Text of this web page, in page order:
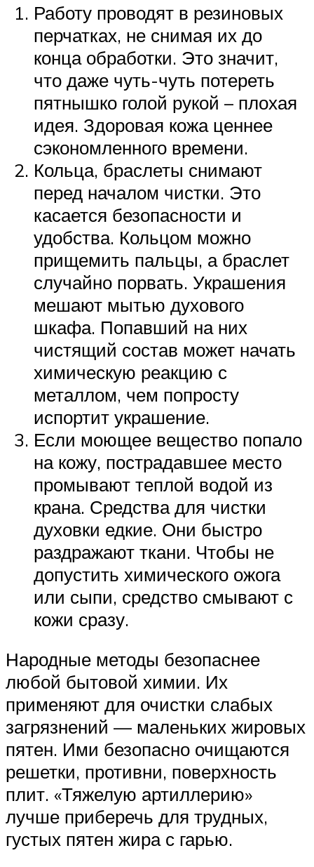
Работу проводят в резиновых
перчатках, не снимая их до
конца обработки. Это значит,
что даже чуть-чуть потереть
пятнышко голой рукой – плохая
идея. Здоровая кожа ценнее
сэкономленного времени.
Кольца, браслеты снимают
перед началом чистки. Это
касается безопасности и
удобства. Кольцом можно
прищемить пальцы, а браслет
случайно порвать. Украшения
мешают мытью духового
шкафа. Попавший на них
чистящий состав может начать
химическую реакцию с
металлом, чем попросту
испортит украшение.
Если моющее вещество попало
на кожу, пострадавшее место
промывают теплой водой из
крана. Средства для чистки
духовки едкие. Они быстро
раздражают ткани. Чтобы не
допустить химического ожога
или сыпи, средство смывают с
кожи сразу.
Народные методы безопаснее
любой бытовой химии. Их
применяют для очистки слабых
загрязнений — маленьких жировых
пятен. Ими безопасно очищаются
решетки, противни, поверхность
плит. «Тяжелую артиллерию»
лучше приберечь для трудных,
густых пятен жира с гарью.